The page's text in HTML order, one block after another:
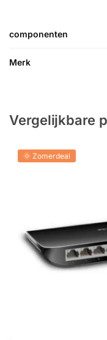
componenten
Merk
Vergelijkbare
🌞 Zomerdeal